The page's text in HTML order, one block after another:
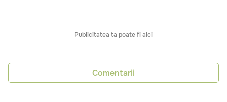
Publicitatea ta poate fi aici
Comentarii